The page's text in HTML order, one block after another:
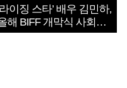
라이징 스타’ 배우 김민하,
해 BIFF 개막식 사회자
정